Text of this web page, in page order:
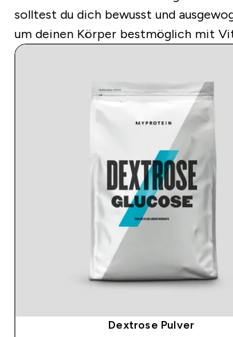
solltest du dich bewusst und
um deinen Körper bestmöglich mit
Dextrose Pulver